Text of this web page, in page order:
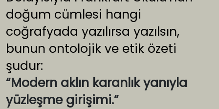
doğum cümlesi hangi
coğrafyada yazılırsa yazılsın,
bunun ontolojik ve etik özeti
şudur:
“Modern aklın karanlık yanıyla
yüzleşme girişimi.”